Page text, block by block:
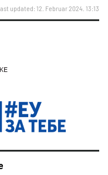
updated: 12. Februar 2024. 13:13